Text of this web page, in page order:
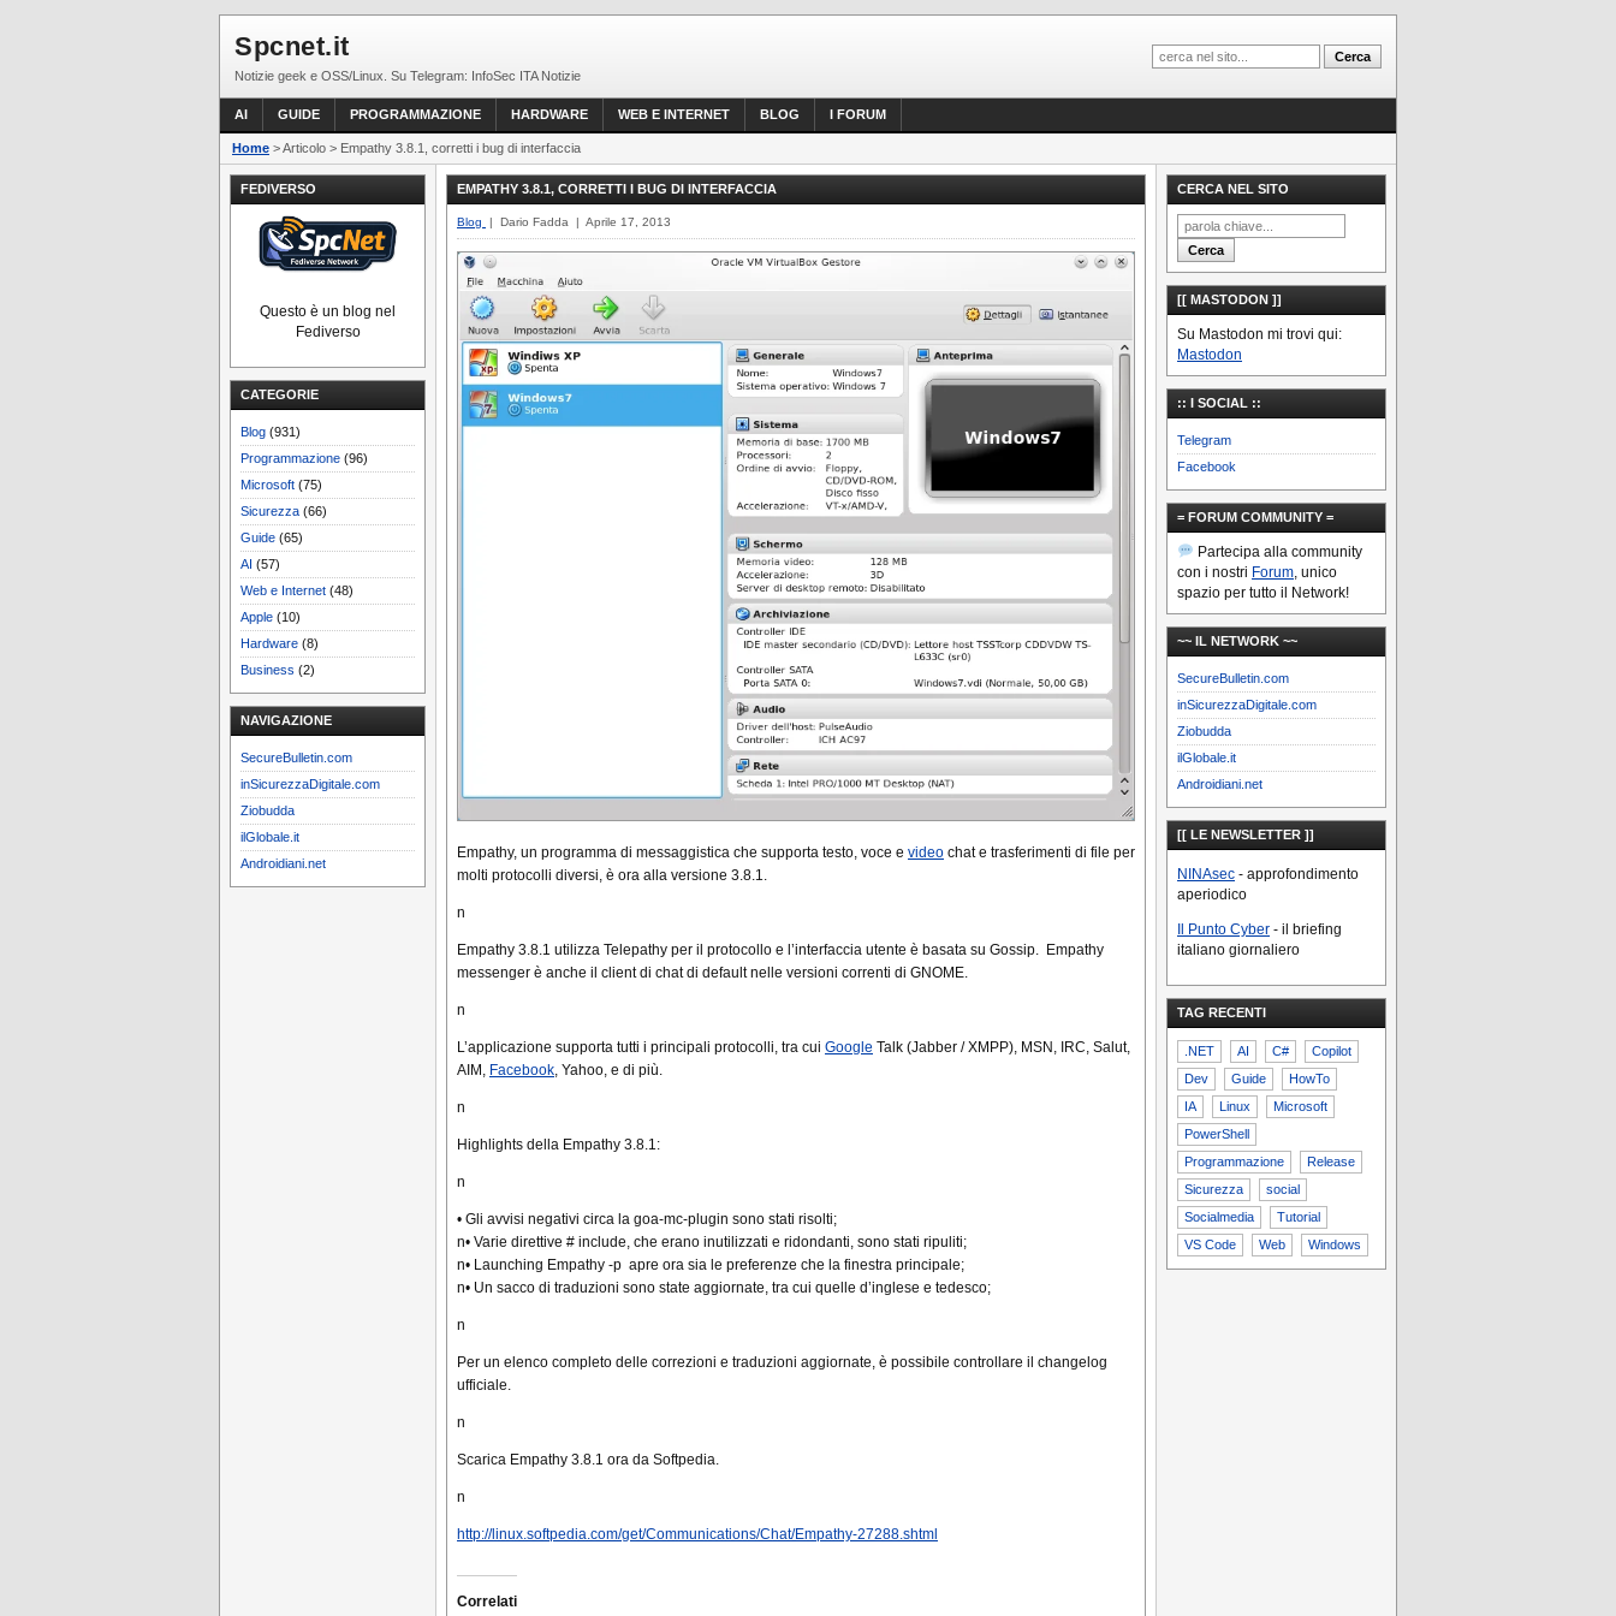
Spcnet.it
Notizie geek e OSS/Linux. Su Telegram: InfoSec ITA Notizie
AI GUIDE PROGRAMMAZIONE HARDWARE WEB E INTERNET BLOG I FORUM
Home > Articolo > Empathy 3.8.1, corretti i bug di interfaccia
FEDIVERSO
Questo è un blog nel
Fediverso
CATEGORIE
Blog (931)
Programmazione (96)
Microsoft (75)
Sicurezza (66)
Guide (65)
AI (57)
Web e Internet (48)
Apple (10)
Hardware (8)
Business (2)
NAVIGAZIONE
SecureBulletin.com
inSicurezzaDigitale.com
Ziobudda
ilGlobale.it
Androidiani.net
EMPATHY 3.8.1, CORRETTI I BUG DI INTERFACCIA
Blog | Dario Fadda | Aprile 17, 2013
Empathy, un programma di messaggistica che supporta testo, voce e video chat e trasferimenti di file per
molti protocolli diversi, è ora alla versione 3.8.1.
n
Empathy 3.8.1 utilizza Telepathy per il protocollo e l’interfaccia utente è basata su Gossip. Empathy
messenger è anche il client di chat di default nelle versioni correnti di GNOME.
n
L’applicazione supporta tutti i principali protocolli, tra cui Google Talk (Jabber / XMPP), MSN, IRC, Salut,
AIM, Facebook, Yahoo, e di più.
n
Highlights della Empathy 3.8.1:
n
• Gli avvisi negativi circa la goa-mc-plugin sono stati risolti;
n• Varie direttive # include, che erano inutilizzati e ridondanti, sono stati ripuliti;
n• Launching Empathy -p apre ora sia le preferenze che la finestra principale;
n• Un sacco di traduzioni sono state aggiornate, tra cui quelle d’inglese e tedesco;
n
Per un elenco completo delle correzioni e traduzioni aggiornate, è possibile controllare il changelog
ufficiale.
n
Scarica Empathy 3.8.1 ora da Softpedia.
n
http://linux.softpedia.com/get/Communications/Chat/Empathy-27288.shtml
Correlati
CERCA NEL SITO
[[ MASTODON ]]
Su Mastodon mi trovi qui:
Mastodon
:: I SOCIAL ::
Telegram
Facebook
= FORUM COMMUNITY =
Partecipa alla community
con i nostri Forum, unico
spazio per tutto il Network!
~~ IL NETWORK ~~
SecureBulletin.com
inSicurezzaDigitale.com
Ziobudda
ilGlobale.it
Androidiani.net
[[ LE NEWSLETTER ]]
NINAsec - approfondimento
aperiodico
Il Punto Cyber - il briefing
italiano giornaliero
TAG RECENTI
.NET AI C#
Copilot
Dev
Guide
HowTo
IA
Linux
Microsoft
PowerShell
Programmazione
Release
Sicurezza
social
Socialmedia
Tutorial
VS Code
Web Windows